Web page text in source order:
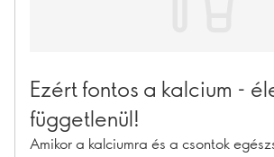
Ezért fontos a kalcium -
függetlenül!
Amikor a kalciumra és a csontok